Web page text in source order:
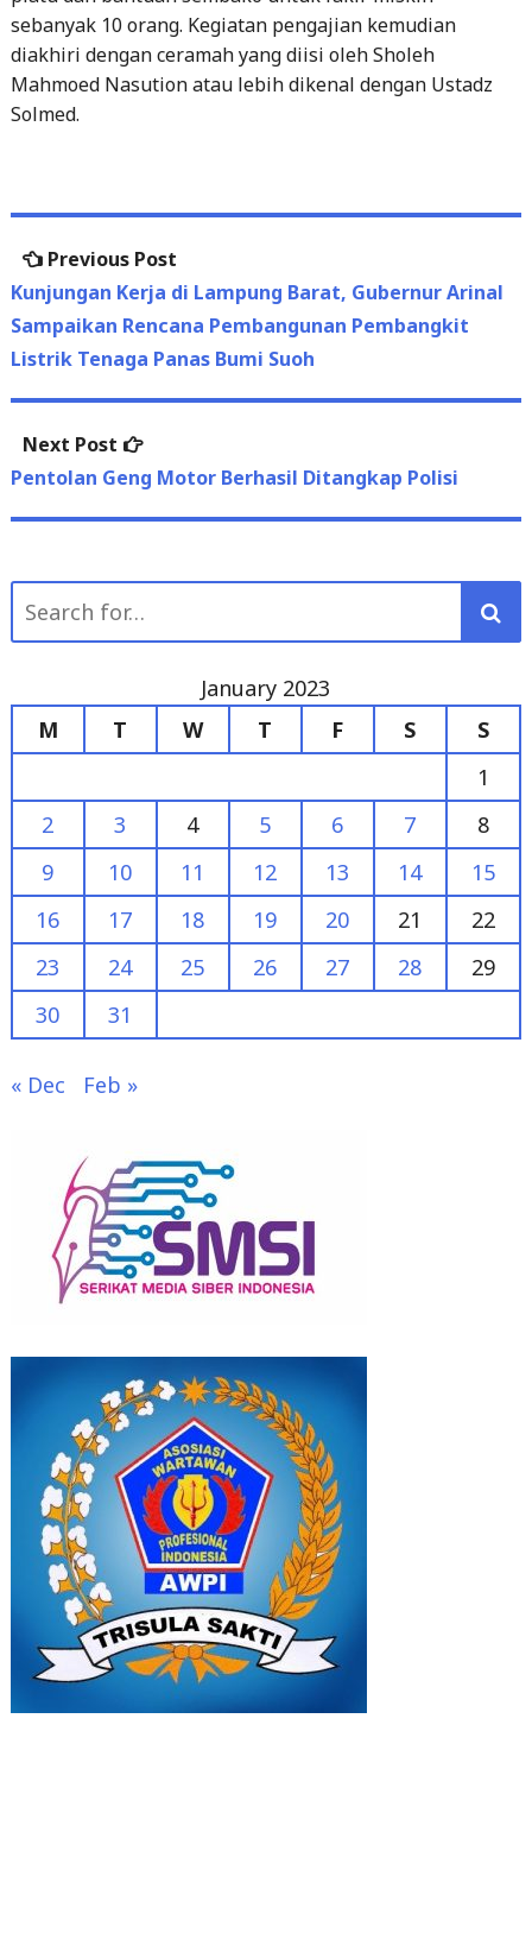
Mahmoed Nasution atau lebih dikenal dengan Ustadz
Solmed.
navigationpost:
Sampaikan Rencana Pembangunan Pembangkit
Listrik Tenaga Panas Bumi Suoh
post:
1
2
3 4 5 6 7
8
9
10 11 12 13 14
15
16
17 18 19 20 21
22
23
24 25 26 27 28
29
30
31
« Dec Feb »